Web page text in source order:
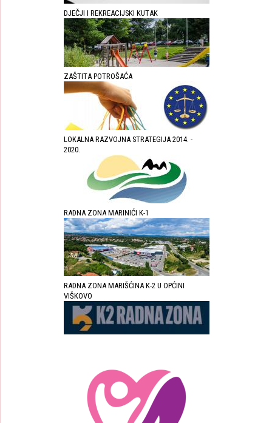
DJEČJI I REKREACIJSKI KUTAK
ZAŠTITA POTROŠAĆA
LOKALNA RAZVOJNA STRATEGIJA 2014. -
2020.
RADNA ZONA MARINIĆI K-1
RADNA ZONA MARIŠĆINA K-2 U OPĆINI
VIŠKOVO